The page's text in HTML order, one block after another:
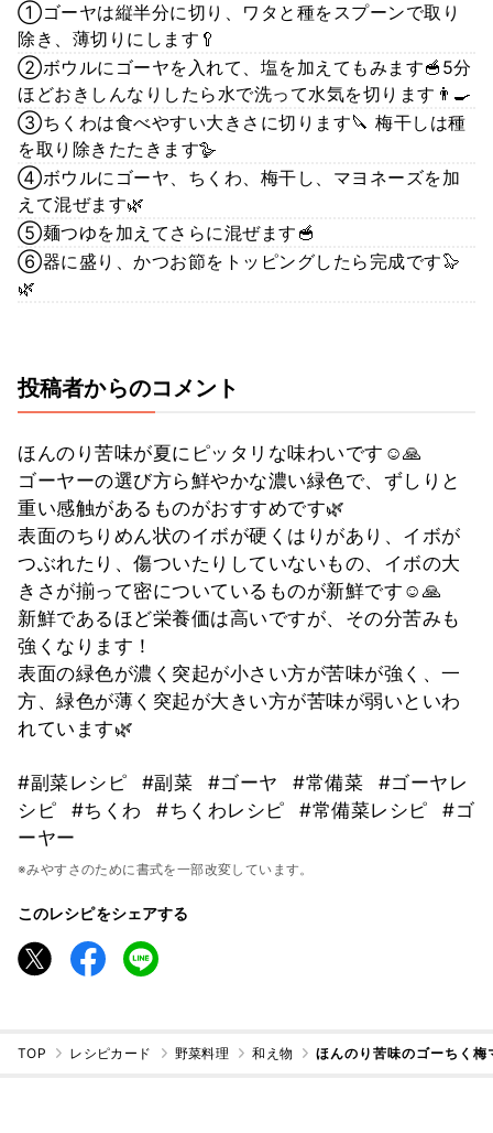
①ゴーヤは縦半分に切り、ワタと種をスプーンで取り
除き、薄切りにします🥄
②ボウルにゴーヤを入れて、塩を加えてもみます🥣5分
ほどおきしんなりしたら水で洗って水気を切ります👨‍🍳
③ちくわは食べやすい大きさに切ります🔪 梅干しは種
を取り除きたたきます🪿
④ボウルにゴーヤ、ちくわ、梅干し、マヨネーズを加
えて混ぜます🌿
⑤麺つゆを加えてさらに混ぜます🥣
⑥器に盛り、かつお節をトッピングしたら完成です🦭
🌿
投稿者からのコメント
ほんのり苦味が夏にピッタリな味わいです☺️🙏
ゴーヤーの選び方ら鮮やかな濃い緑色で、ずしりと
重い感触があるものがおすすめです🌿
表面のちりめん状のイボが硬くはりがあり、イボが
つぶれたり、傷ついたりしていないもの、イボの大
きさが揃って密についているものが新鮮です☺️🙏
新鮮であるほど栄養価は高いですが、その分苦みも
強くなります！
表面の緑色が濃く突起が小さい方が苦味が強く、一
方、緑色が薄く突起が大きい方が苦味が弱いといわ
れています🌿
#副菜レシピ #副菜 #ゴーヤ #常備菜
#ゴーヤレ
シピ
#ちくわ #ちくわレシピ #常備菜レシピ
#ゴ
ーヤー
※みやすさのために書式を一部改変しています。
このレシピをシェアする
TOP レシピカード 野菜料理 和え物 ほんのり苦味のゴーちく梅